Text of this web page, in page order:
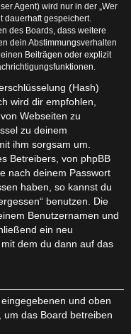
Agent) wird nur in der „Wer
dauerhaft gespeichert.
des Boards, dass weitere
dein Abstimmungsverhalten
Beiträgen oder explizit
(Hash)
wird dir empfohlen,
Webseiten zu
zu deinem
ihm sorgsam um.
Betreibers, von phpBB
nach deinem Passwort
haben, so kannst du
benutzen. Die
Benutzernamen und
ein neu
dem du dann auf das
und oben
um das Board betreiben